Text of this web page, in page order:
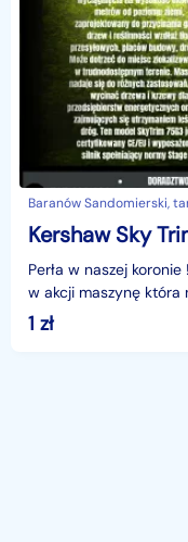
Baranów Sandomierski,
Kershaw Sky
Perła w naszej
w akcji maszynę która
komfort pracy
1 zł